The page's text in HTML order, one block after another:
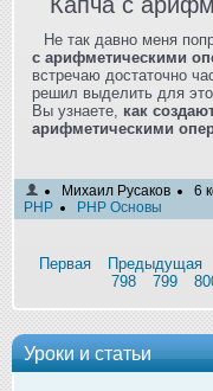
Уроки и статьи
Не так давно меня
с арифметическими
встречаю достаточно
решил выделить для
Вы узнаете, как
арифметическими
Михаил Русаков
6
PHP
PHP Основы
Первая Предыдущая
798
799